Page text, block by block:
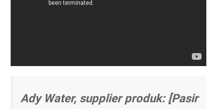
Ady Water, supplier produk: [Pasir